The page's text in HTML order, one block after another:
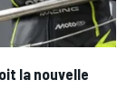
la nouvelle